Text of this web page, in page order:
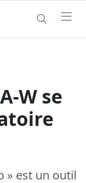
W se
» est un outil